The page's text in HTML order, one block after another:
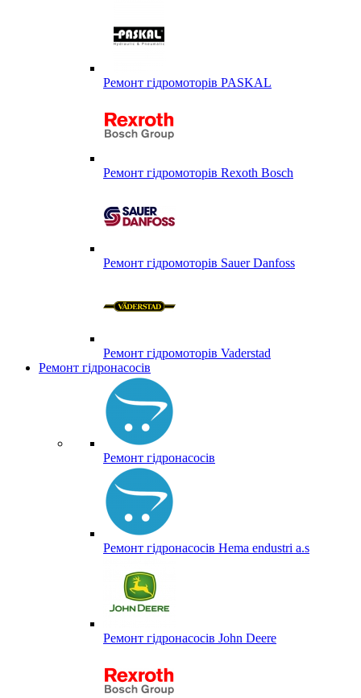
Ремонт гідромоторів PASKAL
Ремонт гідромоторів Rexoth Bosch
Ремонт гідромоторів Sauer Danfoss
Ремонт гідромоторів Vaderstad
Ремонт гідронасосів
Ремонт гідронасосів
Ремонт гідронасосів Hema endustri a.s
Ремонт гідронасосів John Deere